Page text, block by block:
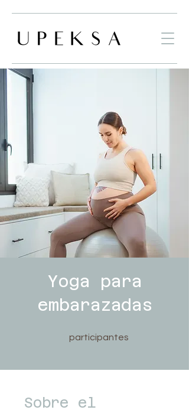
Yoga para
embarazadas
participantes
Sobre el